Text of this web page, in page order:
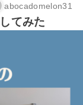
abocadomelon31
てみた